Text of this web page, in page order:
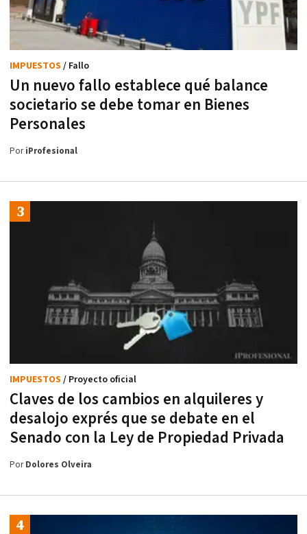
Un nuevo fallo establece qué balance
societario se debe tomar en Bienes
Personales
IMPUESTOS / Fallo
PoriProfesional
Claves de los cambios en alquileres y
desalojo exprés que se debate en el
Senado con la Ley de Propiedad Privada
IMPUESTOS / Proyecto oficial
PorDolores Olveira